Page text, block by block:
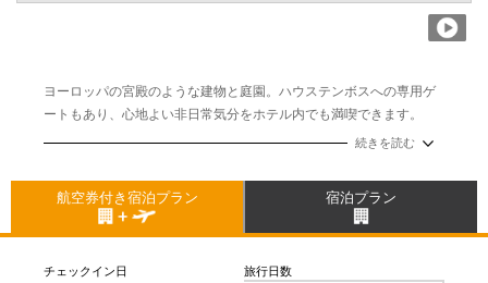
ヨーロッパの宮殿のような建物と庭園。ハウステンボスへの専用ゲ
ートもあり、心地よい非日常気分をホテル内でも満喫できます。
和洋のレストランや大浴場も揃い、一日の疲れをしっかりリフレッ
続きを読む
航空券付き宿泊プラン 宿泊プラン
チェックイン日 旅行日数